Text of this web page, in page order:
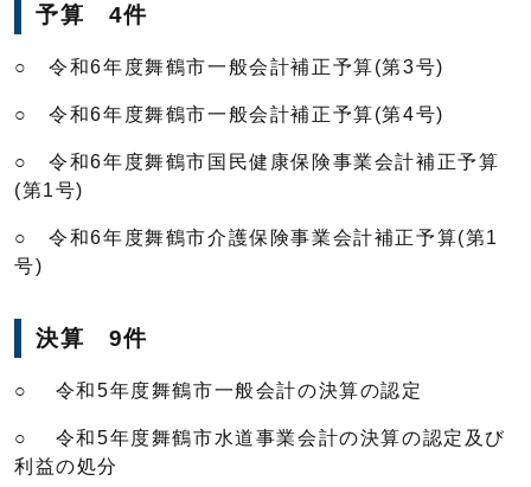
予算 4件
○ 令和6年度舞鶴市一般会計補正予算(第3号)
○ 令和6年度舞鶴市一般会計補正予算(第4号)
○ 令和6年度舞鶴市国民健康保険事業会計補正予算
(第1号)
○ 令和6年度舞鶴市介護保険事業会計補正予算(第1
号)
決算 9件
○ 令和5年度舞鶴市一般会計の決算の認定
○ 令和5年度舞鶴市水道事業会計の決算の認定及び
利益の処分